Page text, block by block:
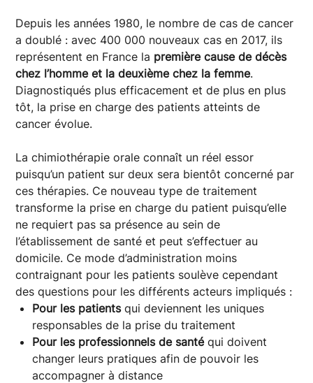
Depuis les années 1980, le nombre de cas de cancer
a doublé : avec 400 000 nouveaux cas en 2017, ils
représentent en France la première cause de décès
chez l’homme et la deuxième chez la femme.
Diagnostiqués plus efficacement et de plus en plus
tôt, la prise en charge des patients atteints de
cancer évolue.
La chimiothérapie orale connaît un réel essor
puisqu’un patient sur deux sera bientôt concerné par
ces thérapies. Ce nouveau type de traitement
transforme la prise en charge du patient puisqu’elle
ne requiert pas sa présence au sein de
l’établissement de santé et peut s’effectuer au
domicile. Ce mode d’administration moins
contraignant pour les patients soulève cependant
des questions pour les différents acteurs impliqués :
Pour les patientsqui deviennent les uniques
responsables de la prise du traitement
Pour les professionnels de santéqui doivent
changer leurs pratiques afin de pouvoir les
accompagner à distance